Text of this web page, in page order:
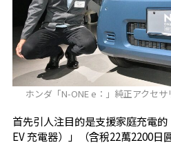
ホンダ「N-ONE e：」純正アクセ
首先引人注目的是支援家庭充電
EV 充電器）」（含稅22萬2200日